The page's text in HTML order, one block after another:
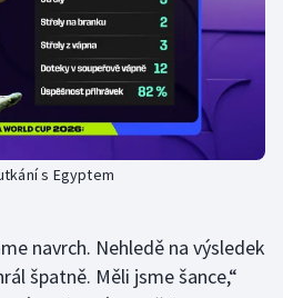
s Egyptem
navrch. Nehledě na výsledek
špatně. Měli jsme šance,“